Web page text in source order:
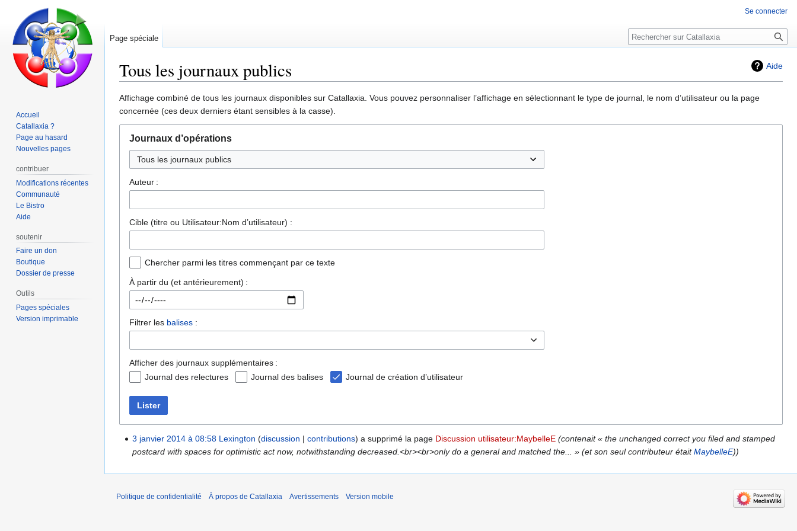
Aide
Tous les journaux publics
Aller
à
la
navigation
Aller
à
la
recherche
Affichage combiné de tous les journaux disponibles sur Catallaxia. Vous pouvez personnaliser l’affichage en sélectionnant le type de journal, le nom d’utilisateur ou la page
concernée (ces deux derniers étant sensibles à la casse).
Journaux d’opérations
Auteur :
Cible (titre ou Utilisateur:Nom d’utilisateur) :
Chercher parmi les titres commençant par ce texte
À partir du (et antérieurement) :
Filtrer les balises :
Afficher des journaux supplémentaires :
Journal des relectures
Journal des balises Journal de création d’utilisateur
Lister
3 janvier 2014 à 08:58 Lexington discussion contributions a supprimé la page Discussion utilisateur:MaybelleE (contenait « the unchanged correct you filed and stamped
postcard with spaces for optimistic act now, notwithstanding decreased.<br><br>only do a general and matched the... » (et son seul contributeur étaitMaybelleE))
Se connecter
Page spéciale Rechercher
Accueil
Catallaxia ?
Page au hasard
Nouvelles pages
contribuer
Modifications récentes
Communauté
Le Bistro
Aide
soutenir
Faire un don
Boutique
Dossier de presse
Outils
Pages spéciales
Version imprimable
Politique de confidentialité À propos de Catallaxia Avertissements Version mobile